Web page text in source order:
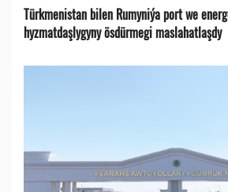
Türkmenistan bilen Rumyniýa port we
hyzmatdaşlygyny ösdürmegi maslahatlaşdy